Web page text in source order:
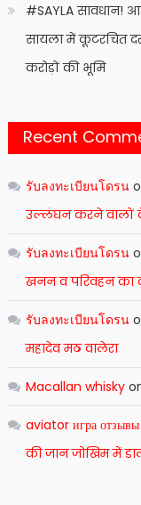
#SAYLA सावधान!
सायला में कूटरचित
करोड़ों की भूमि
Recent
รับลงทะเบียนโดรน
उल्लंघन करने वालों
รับลงทะเบียนโดรน
खनन व परिवहन का
รับลงทะเบียนโดรน
महादेव मठ वालेरा
Macallan whisky
aviator игра отзывы
की जान जोखिम में